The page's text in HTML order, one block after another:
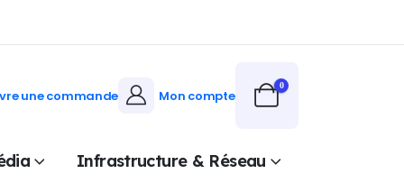
une commande Mon compte
0
Infrastructure & Réseau